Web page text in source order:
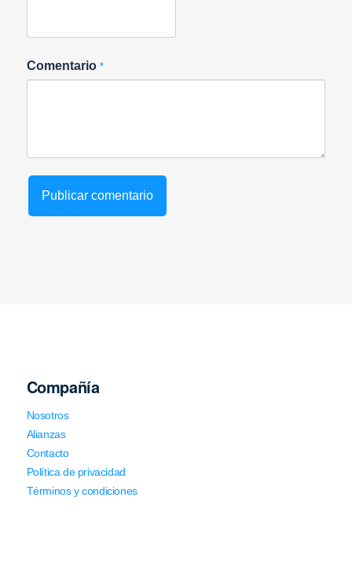
Comentario *
Compañía
Nosotros
Alianzas
Contacto
Política de privacidad
Términos y condiciones